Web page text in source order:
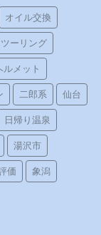
オイル交換
ツーリング
ルメット
二郎系 仙台
日帰り温泉
湯沢市
価 象潟